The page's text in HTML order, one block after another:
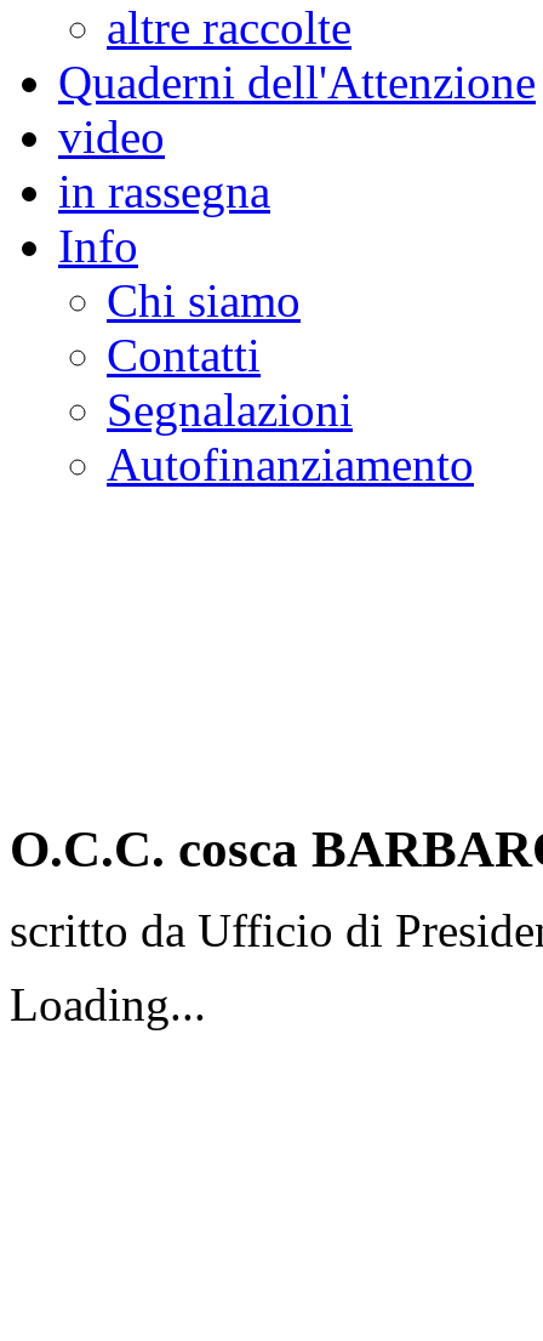
altre raccolte
Quaderni dell'Attenzione
video
in rassegna
Info
Chi siamo
Contatti
Segnalazioni
Autofinanziamento
O.C.C. cosca
scritto da Ufficio di
Loading...